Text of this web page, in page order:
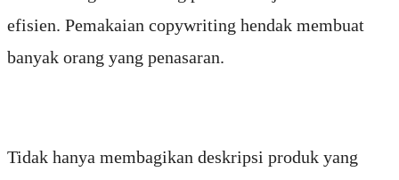
efisien. Pemakaian copywriting hendak membuat
banyak orang yang penasaran.
Tidak hanya membagikan deskripsi produk yang